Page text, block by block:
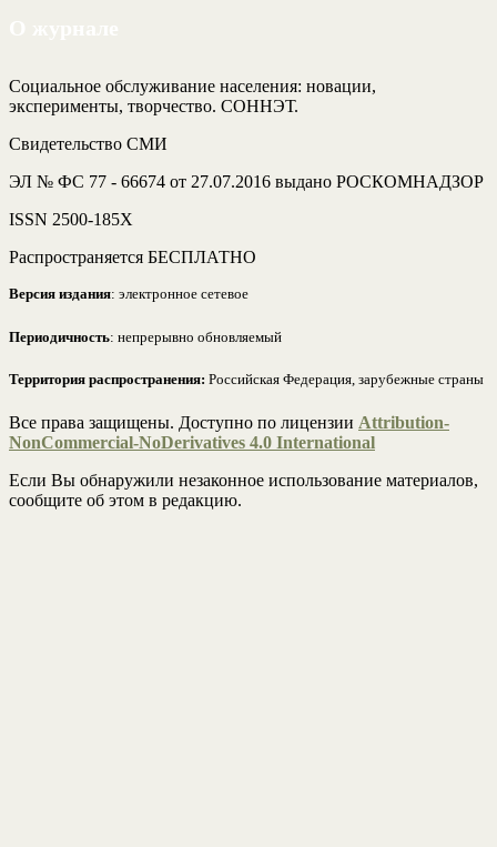
Социальное обслуживание населения: новации,
эксперименты, творчество. СОННЭТ.
Свидетельство СМИ
ЭЛ № ФС 77 - 66674 от 27.07.2016 выдано РОСКОМНАДЗОР
ISSN 2500-185Х
Распространяется БЕСПЛАТНО
Версия издания: электронное сетевое
Периодичность: непрерывно обновляемый
Территория распространения: Российская Федерация, зарубежные страны
Все права защищены. Доступно по лицензии Attribution-
NonCommercial-NoDerivatives 4.0 International
Если Вы обнаружили незаконное использование материалов,
сообщите об этом в редакцию.